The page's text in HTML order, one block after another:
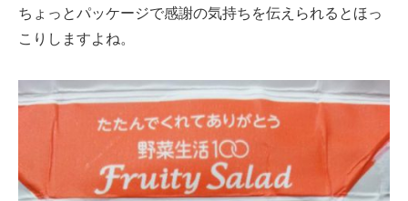
ちょっとパッケージで感謝の気持ちを伝えられるとほっ
こりしますよね。